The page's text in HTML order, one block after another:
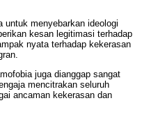
untuk menyebarkan ideologi
kesan legitimasi terhadap
nyata terhadap kekerasan
juga dianggap sangat
mencitrakan seluruh
ancaman kekerasan dan